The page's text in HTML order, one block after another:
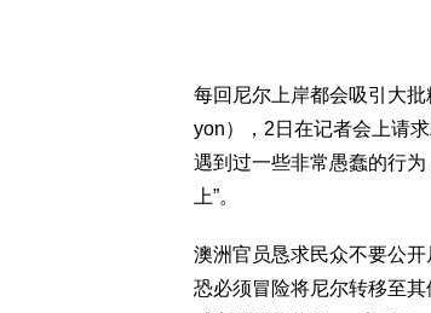
每回尼尔上岸都会吸引大
yon），2日在记者会上请
遇到过一些非常愚蠢的行
上”。
澳洲官员恳求民众不要公
恐必须冒险将尼尔转移至